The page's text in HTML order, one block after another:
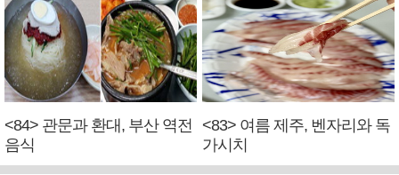
<84> 관문과 환대, 부산 역전
음식
<83> 여름 제주, 벤자리와 독
가시치